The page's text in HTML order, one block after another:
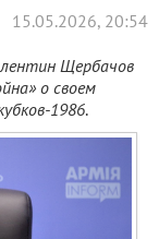
15.05.2026, 20:54
Щербачов
о своем
1986.